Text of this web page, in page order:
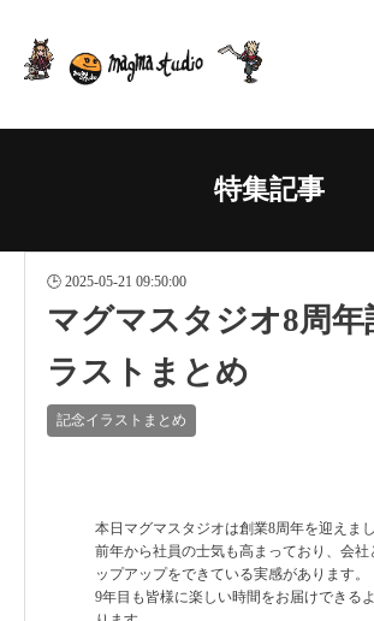
特集記事
2025-05-21 09:50:00
マグマスタジオ8周年
ラストまとめ
記念イラストまとめ
本日マグマスタジオは創業8周年を迎えまし
前年から社員の士気も高まっており、会社
ップアップをできている実感があります。
9年目も皆様に楽しい時間をお届けできる